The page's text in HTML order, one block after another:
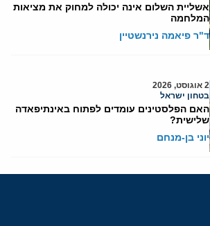
אשליית השלום אינה יכולה למחוק את מציאות
המלחמה
ד"ר פיאמה נירנשטיין
2 אוגוסט, 2026
בטחון ישראל
האם הפלסטינים עומדים לפתוח באינתיפאדה
שלישית?
יוני בן-מנחם